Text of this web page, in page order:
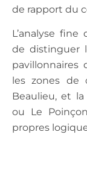
de rapport du
L’analyse
de distinguer
pavillonnaires
les zones de
Beaulieu, et
ou Le
propres